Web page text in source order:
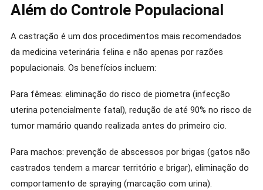
Além do Controle Populacional
A castração é um dos procedimentos mais recomendados
da medicina veterinária felina e não apenas por razões
populacionais. Os benefícios incluem:
Para fêmeas: eliminação do risco de piometra (infecção
uterina potencialmente fatal), redução de até 90% no risco de
tumor mamário quando realizada antes do primeiro cio.
Para machos: prevenção de abscessos por brigas (gatos não
castrados tendem a marcar território e brigar), eliminação do
comportamento de spraying (marcação com urina).